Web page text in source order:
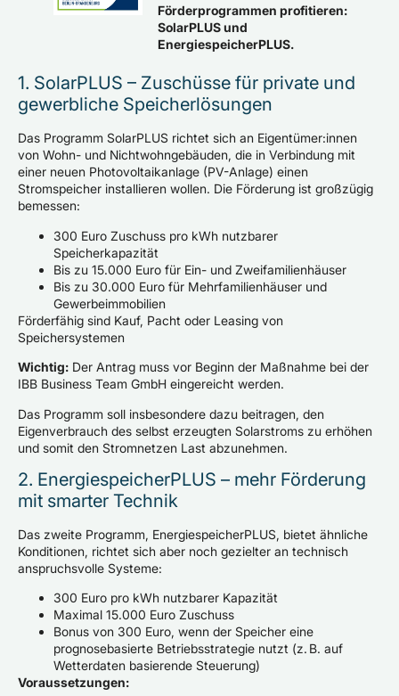
Förderprogrammen profitieren:
SolarPLUS und
EnergiespeicherPLUS.
1. SolarPLUS – Zuschüsse für private und
gewerbliche Speicherlösungen
Das Programm SolarPLUS richtet sich an Eigentümer:innen
von Wohn- und Nichtwohngebäuden, die in Verbindung mit
einer neuen Photovoltaikanlage (PV-Anlage) einen
Stromspeicher installieren wollen. Die Förderung ist großzügig
bemessen:
300 Euro Zuschuss pro kWh nutzbarer
Speicherkapazität
Bis zu 15.000 Euro für Ein- und Zweifamilienhäuser
Bis zu 30.000 Euro für Mehrfamilienhäuser und
Gewerbeimmobilien
Förderfähig sind Kauf, Pacht oder Leasing von
Speichersystemen
Wichtig: Der Antrag muss vor Beginn der Maßnahme bei der
IBB Business Team GmbH eingereicht werden.
Das Programm soll insbesondere dazu beitragen, den
Eigenverbrauch des selbst erzeugten Solarstroms zu erhöhen
und somit den Stromnetzen Last abzunehmen.
2. EnergiespeicherPLUS – mehr Förderung
mit smarter Technik
Das zweite Programm, EnergiespeicherPLUS, bietet ähnliche
Konditionen, richtet sich aber noch gezielter an technisch
anspruchsvolle Systeme:
300 Euro pro kWh nutzbarer Kapazität
Maximal 15.000 Euro Zuschuss
Bonus von 300 Euro, wenn der Speicher eine
prognosebasierte Betriebsstrategie nutzt (z. B. auf
Wetterdaten basierende Steuerung)
Voraussetzungen: